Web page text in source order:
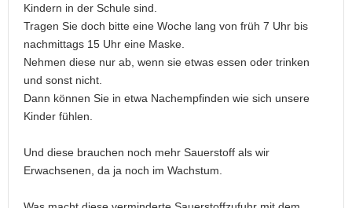
Kindern in der Schule sind.
Tragen Sie doch bitte eine Woche lang von früh 7 Uhr bis
nachmittags 15 Uhr eine Maske.
Nehmen diese nur ab, wenn sie etwas essen oder trinken
und sonst nicht.
Dann können Sie in etwa Nachempfinden wie sich unsere
Kinder fühlen.
Und diese brauchen noch mehr Sauerstoff als wir
Erwachsenen, da ja noch im Wachstum.